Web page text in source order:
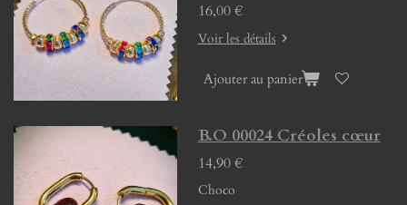
16,00 €
Voir les détails
Ajouter au panier
B.O 00024 Créoles cœur
14,90 €
Choco